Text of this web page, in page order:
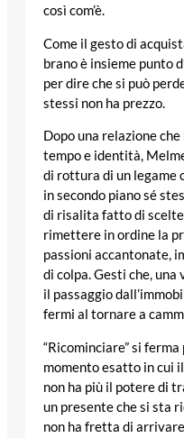
così com’è.
Come il gesto di
brano è insieme punto
per dire che si può
stessi non ha prezzo.
Dopo una relazione
tempo e identità,
di rottura di un legame
in secondo piano sé
di risalita fatto di
rimettere in ordine la
passioni accantonate,
di colpa. Gesti che,
il passaggio
fermi al tornare a
“Ricominciare” si
momento esatto in cui
non ha più il potere di
un presente che si sta
non ha fretta di